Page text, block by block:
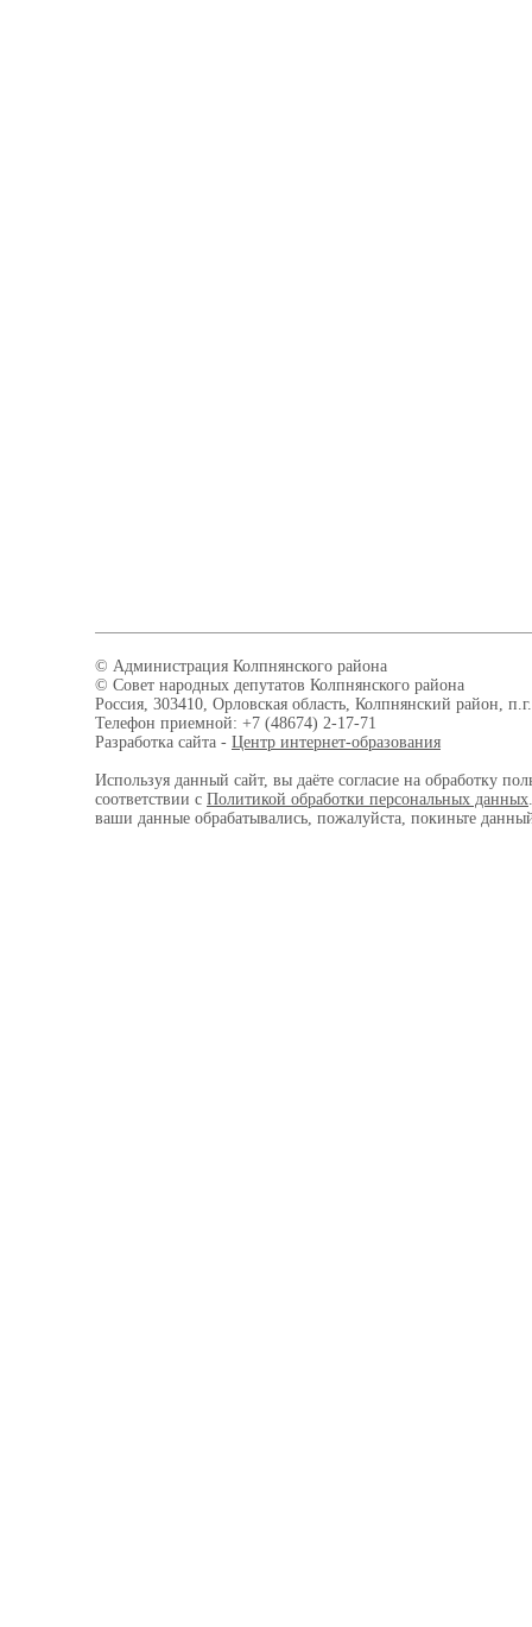
© Администрация Колпнянского района
© Совет народных депутатов Колпнянского района
Россия, 303410, Орловская область, Колпнянский район,
Телефон приемной: +7 (48674) 2-17-71
Разработка сайта - Центр интернет-образования
Используя данный сайт, вы даёте согласие на обработку
соответствии с Политикой обработки персональных данных
ваши данные обрабатывались, пожалуйста, покиньте